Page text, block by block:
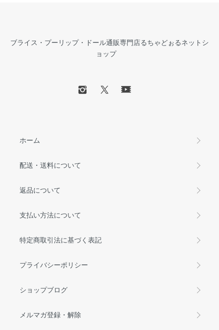
ブライス・プーリップ・ドール通販専門店るちゃどぉるネットシ
ョップ
ホーム
配送・送料について
返品について
支払い方法について
特定商取引法に基づく表記
プライバシーポリシー
ショップブログ
メルマガ登録・解除